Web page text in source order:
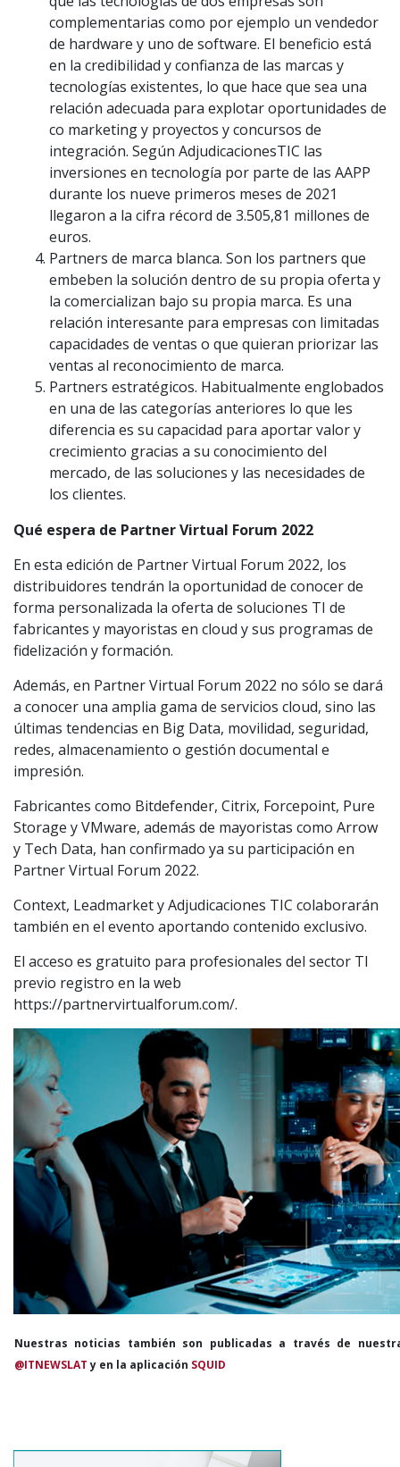
complementarias como por ejemplo un vendedor
de hardware y uno de software. El beneficio está
en la credibilidad y confianza de las marcas y
tecnologías existentes, lo que hace que sea una
relación adecuada para explotar oportunidades de
co marketing y proyectos y concursos de
integración. Según AdjudicacionesTIC las
inversiones en tecnología por parte de las AAPP
durante los nueve primeros meses de 2021
llegaron a la cifra récord de 3.505,81 millones de
euros.
Partners de marca blanca. Son los partners que
embeben la solución dentro de su propia oferta y
la comercializan bajo su propia marca. Es una
relación interesante para empresas con limitadas
capacidades de ventas o que quieran priorizar las
ventas al reconocimiento de marca.
Partners estratégicos. Habitualmente englobados
en una de las categorías anteriores lo que les
diferencia es su capacidad para aportar valor y
crecimiento gracias a su conocimiento del
mercado, de las soluciones y las necesidades de
los clientes.
Qué espera de Partner Virtual Forum 2022
En esta edición de Partner Virtual Forum 2022, los
distribuidores tendrán la oportunidad de conocer de
forma personalizada la oferta de soluciones TI de
fabricantes y mayoristas en cloud y sus programas de
fidelización y formación.
Además, en Partner Virtual Forum 2022 no sólo se dará
a conocer una amplia gama de servicios cloud, sino las
últimas tendencias en Big Data, movilidad, seguridad,
redes, almacenamiento o gestión documental e
impresión.
Fabricantes como Bitdefender, Citrix, Forcepoint, Pure
Storage y VMware, además de mayoristas como Arrow
y Tech Data, han confirmado ya su participación en
Partner Virtual Forum 2022.
Context, Leadmarket y Adjudicaciones TIC colaborarán
también en el evento aportando contenido exclusivo.
El acceso es gratuito para profesionales del sector TI
previo registro en la web
https://partnervirtualforum.com/.
Nuestras noticias también son publicadas a través de
@ITNEWSLATy en la aplicación SQUID